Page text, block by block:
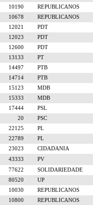
10190
REPUBLICANOS
10678
REPUBLICANOS
12021
PDT
12023
PDT
12600
PDT
13133
PT
14497
PTB
14714
PTB
15123
MDB
15333
MDB
17444
PSL
20
PSC
22125
PL
22789
PL
23023
CIDADANIA
43333
PV
77622
SOLIDARIEDADE
80520
UP
10030
REPUBLICANOS
10800
REPUBLICANOS